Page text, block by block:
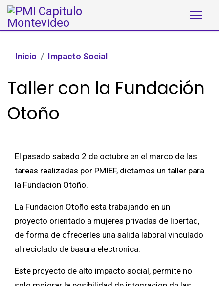
Inicio Impacto Social
Taller con la Fundación
Otoño
El pasado sabado 2 de octubre en el marco de las
tareas realizadas por PMIEF, dictamos un taller para
la Fundacion Otoño.
La Fundacion Otoño esta trabajando en un
proyecto orientado a mujeres privadas de libertad,
de forma de ofrecerles una salida laboral vinculado
al reciclado de basura electronica.
Este proyecto de alto impacto social, permite no